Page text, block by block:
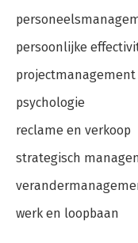
persoonlijke
projectmanagement
psychologie
reclame en verkoop
strategisch
werk en loopbaan